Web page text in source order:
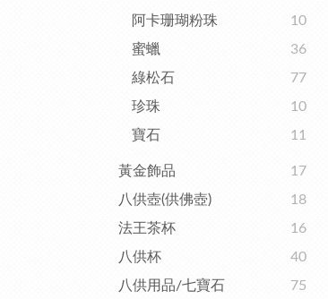
阿卡珊瑚粉珠
10
蜜蠟
36
綠松石
77
珍珠
10
寶石
11
黃金飾品
17
八供壺(供佛壺)
18
法王茶杯
16
八供杯
40
八供用品/七寶石
75